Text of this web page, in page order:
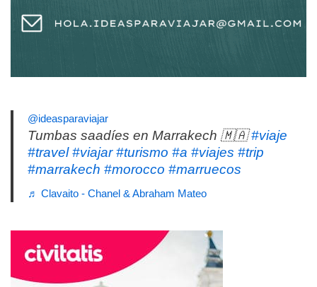
@ideasparaviajar
Tumbas saadíes en Marrakech 🇲🇦#viaje
#travel #viajar #turismo #a #viajes #trip
#marrakech #morocco #marruecos
♬ Clavaito - Chanel & Abraham Mateo